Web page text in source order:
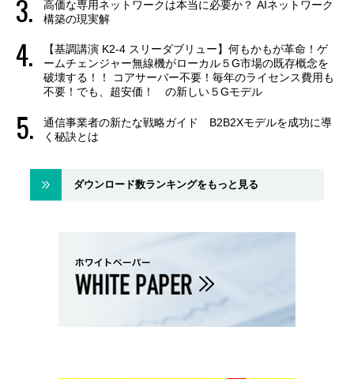
高価な専用ネットワークは本当に必要か？ AIネットワーク
構築の現実解
【基調講演 K2-4 スリーダブリュー】何もかもが革命！ゲ
ームチェンジャー無線機がローカル５G市場の既存概念を
破壊する！！ コアサーバー不要！毎年のライセンス費用も
不要！でも、超安価！ の新しい５Gモデル
通信事業者の新たな戦略ガイド B2B2Xモデルを成功に導
く秘訣とは
ダウンロード数ランキングをもっと見る